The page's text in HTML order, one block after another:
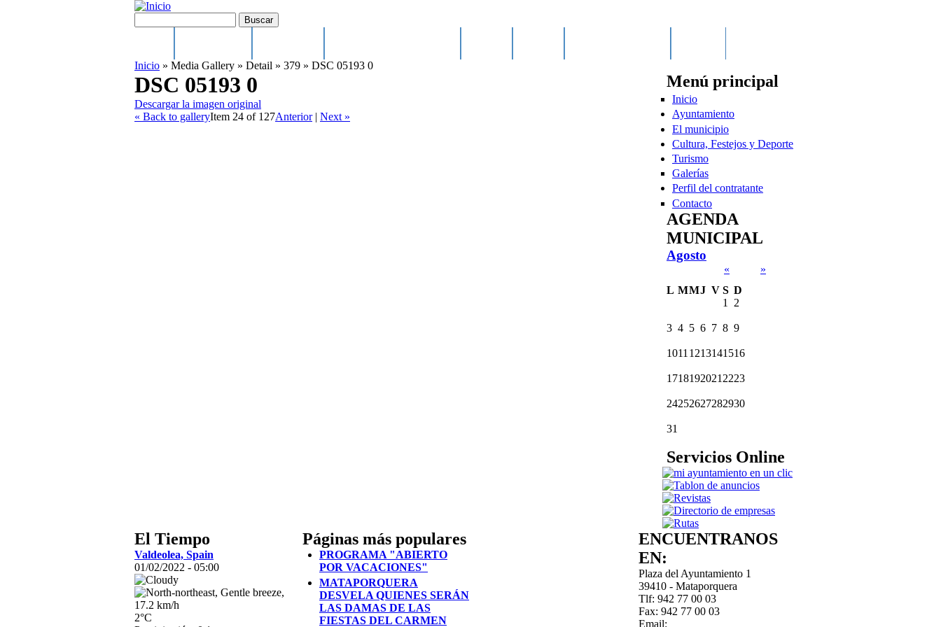
Formulario de búsqueda
Inicio » Media Gallery » Detail » 379 » DSC 05193 0
DSC 05193 0
Descargar la imagen original
« Back to galleryItem 24 of 127Anterior| Next »
Menú principal
Inicio
Ayuntamiento
El municipio
Cultura, Festejos y Deporte
Turismo
Galerías
Perfil del contratante
Contacto
AGENDA
MUNICIPAL
Agosto
«
»
L MMJ V S D
1
2
3 4 5 6 7 8 9
1011 1213141516
1718192021 2223
24252627282930
31
Servicios Online
El Tiempo
Valdeolea, Spain
01/02/2022 - 05:00
2°C
Páginas más populares
PROGRAMA "ABIERTO
POR VACACIONES"
MATAPORQUERA
DESVELA QUIENES SERÁN
LAS DAMAS DE LAS
FIESTAS DEL CARMEN
ENCUENTRANOS
EN:
Plaza del Ayuntamiento 1
39410 - Mataporquera
Tlf: 942 77 00 03
Fax: 942 77 00 03
Email: